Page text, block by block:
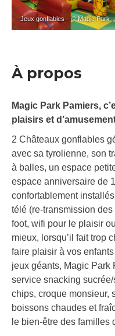
Jeux gonflables – © Magic Park
À propos
Magic Park Pamiers,
plaisirs et
2 Châteaux gonflables
avec sa tyrolienne, son
à balles, un espace
espace anniversaire de
confortablement
télé (re-transmission
foot, wifi pour le plaisir
mieux, lorsqu’il fait trop
faire plaisir à vos
jeux géants, Magic Park
service snacking
chips, croque
boissons chaudes et
le bien-être des familles